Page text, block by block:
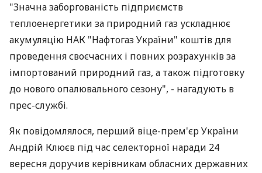
"Значна заборгованість підприємств
теплоенергетики за природний газ ускладнює
акумуляцію НАК "Нафтогаз України" коштів для
проведення своєчасних і повних розрахунків за
імпортований природний газ, а також підготовку
до нового опалювального сезону", - нагадують в
прес-службі.
Як повідомлялося, перший віце-прем'єр України
Андрій Клюєв під час селекторної наради 24
вересня доручив керівникам обласних державних